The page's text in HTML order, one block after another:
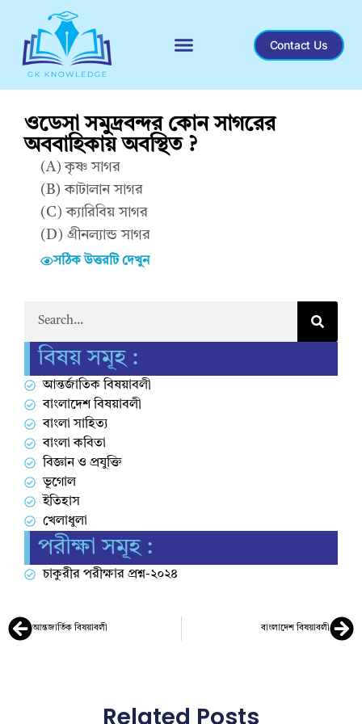
Contact Us
ওডেসা সমুদ্রবন্দর কোন সাগরের
অববাহিকায় অবস্থিত ?
(A) কৃষ্ণ সাগর
(B) কাটালান সাগর
(C) ক্যারিবিয় সাগর
(D) গ্রীনল্যান্ড সাগর
Correct Answer : A
সঠিক উত্তরটি দেখুন
বিষয় সমূহ :
আন্তর্জাতিক বিষয়াবলী
বাংলাদেশ বিষয়াবলী
বাংলা সাহিত্য
বাংলা কবিতা
বিজ্ঞান ও প্রযুক্তি
ভূগোল
ইতিহাস
খেলাধুলা
পরীক্ষা সমূহ :
চাকুরীর পরীক্ষার প্রশ্ন-২০২৪
আন্তজার্তিক বিষয়াবলী বাংলাদেশ বিষয়াবলী
Related Posts